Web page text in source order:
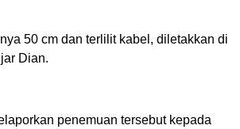
50 cm dan terlilit kabel, diletakkan di
Dian.
penemuan tersebut kepada